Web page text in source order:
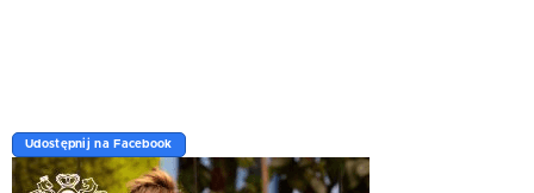
Udostępnij na Facebook